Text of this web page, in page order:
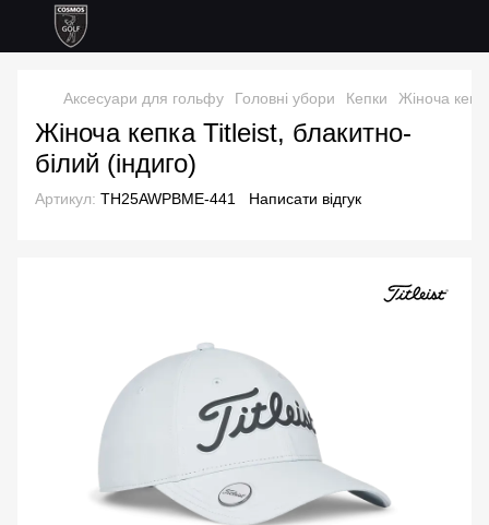
Аксесуари для гольфу Головні убори Кепки Жіноча
Жіноча кепка Titleist, блакитно-
білий (індиго)
Артикул: TH25AWPBME-441 Написати відгук